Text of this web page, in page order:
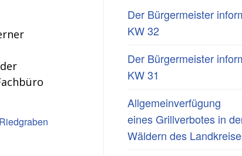
Der Bürgermeister
KW 32
Der Bürgermeister
KW 31
Allgemeinverfügung
eines Grillverbotes in
Wäldern des